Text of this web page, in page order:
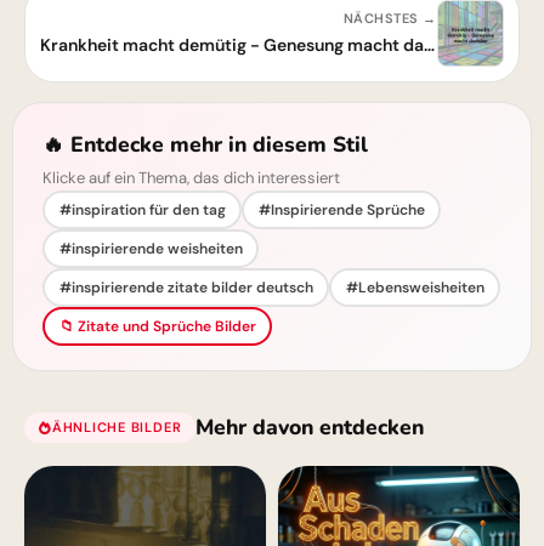
NÄCHSTES →
Krankheit macht demütig - Genesung macht dankbar: Ein Zitat über Dankbarkeit
🔥 Entdecke mehr in diesem Stil
Klicke auf ein Thema, das dich interessiert
#inspiration für den tag
#Inspirierende Sprüche
#inspirierende weisheiten
#inspirierende zitate bilder deutsch
#Lebensweisheiten
📁 Zitate und Sprüche Bilder
ÄHNLICHE BILDER Mehr davon entdecken